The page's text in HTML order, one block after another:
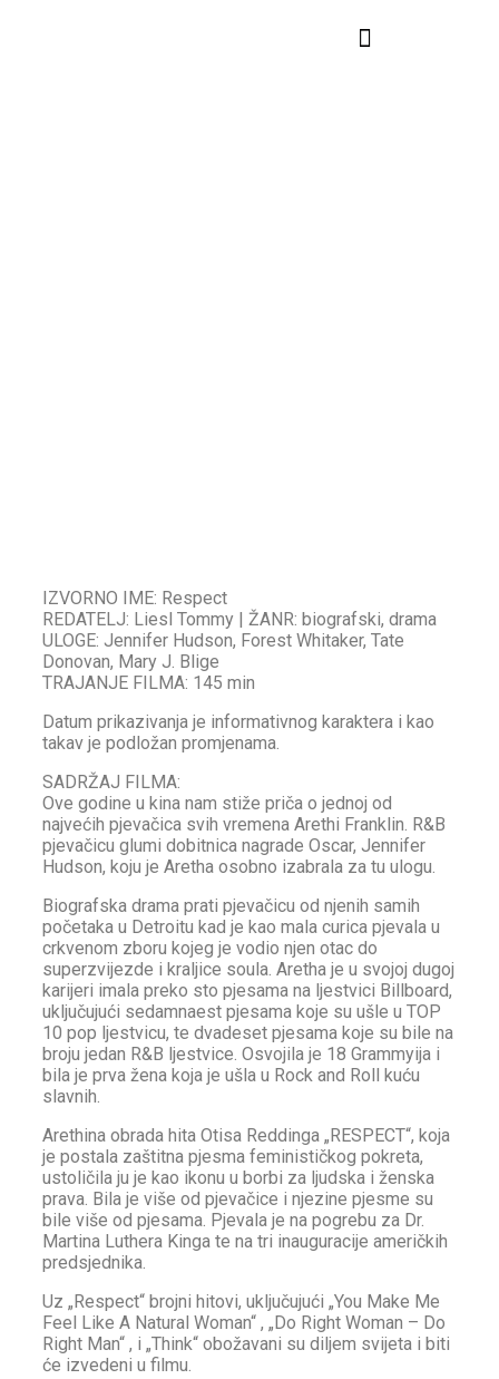
IZVORNO IME: Respect
REDATELJ: Liesl Tommy | ŽANR: biografski, drama
ULOGE: Jennifer Hudson, Forest Whitaker, Tate
Donovan, Mary J. Blige
TRAJANJE FILMA: 145 min
Datum prikazivanja je informativnog karaktera i kao
takav je podložan promjenama.
SADRŽAJ FILMA:
Ove godine u kina nam stiže priča o jednoj od
najvećih pjevačica svih vremena Arethi Franklin. R&B
pjevačicu glumi dobitnica nagrade Oscar, Jennifer
Hudson, koju je Aretha osobno izabrala za tu ulogu.
Biografska drama prati pjevačicu od njenih samih
početaka u Detroitu kad je kao mala curica pjevala u
crkvenom zboru kojeg je vodio njen otac do
superzvijezde i kraljice soula. Aretha je u svojoj dugoj
karijeri imala preko sto pjesama na ljestvici Billboard,
uključujući sedamnaest pjesama koje su ušle u TOP
10 pop ljestvicu, te dvadeset pjesama koje su bile na
broju jedan R&B ljestvice. Osvojila je 18 Grammyija i
bila je prva žena koja je ušla u Rock and Roll kuću
slavnih.
Arethina obrada hita Otisa Reddinga „RESPECT“, koja
je postala zaštitna pjesma feminističkog pokreta,
ustoličila ju je kao ikonu u borbi za ljudska i ženska
prava. Bila je više od pjevačice i njezine pjesme su
bile više od pjesama. Pjevala je na pogrebu za Dr.
Martina Luthera Kinga te na tri inauguracije američkih
predsjednika.
Uz „Respect“ brojni hitovi, uključujući „You Make Me
Feel Like A Natural Woman“ , „Do Right Woman – Do
Right Man“ , i „Think“ obožavani su diljem svijeta i biti
će izvedeni u filmu.